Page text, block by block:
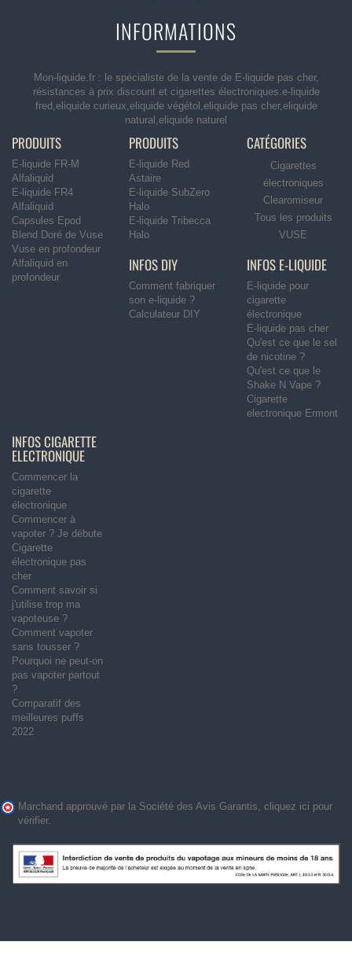
INFORMATIONS
Mon-liquide.fr : le spécialiste de la vente de E-liquide pas cher,
résistances à prix discount et cigarettes électroniques.e-liquide
fred,eliquide curieux,eliquide végétol,eliquide pas cher,eliquide
natural,eliquide naturel
PRODUITS
E-liquide FR-M
Alfaliquid
E-liquide FR4
Alfaliquid
Capsules Epod
Blend Doré de Vuse
Vuse en profondeur
Alfaliquid en
profondeur
PRODUITS
E-liquide Red
Astaire
E-liquide SubZero
Halo
E-liquide Tribecca
Halo
CATÉGORIES
Cigarettes
électroniques
Clearomiseur
Tous les produits
VUSE
INFOS DIY
Comment fabriquer
son e-liquide ?
Calculateur DIY
INFOS E-LIQUIDE
E-liquide pour
cigarette
électronique
E-liquide pas cher
Qu'est ce que le sel
de nicotine ?
Qu'est ce que le
Shake N Vape ?
Cigarette
electronique Ermont
INFOS CIGARETTE
ELECTRONIQUE
Commencer la
cigarette
électronique
Commencer à
vapoter ? Je débute
Cigarette
électronique pas
cher
Comment savoir si
j'utilise trop ma
vapoteuse ?
Comment vapoter
sans tousser ?
Pourquoi ne peut-on
pas vapoter partout
?
Comparatif des
meilleures puffs
2022
Marchand approuvé par la Société des Avis Garantis, cliquez ici pour
vérifier.